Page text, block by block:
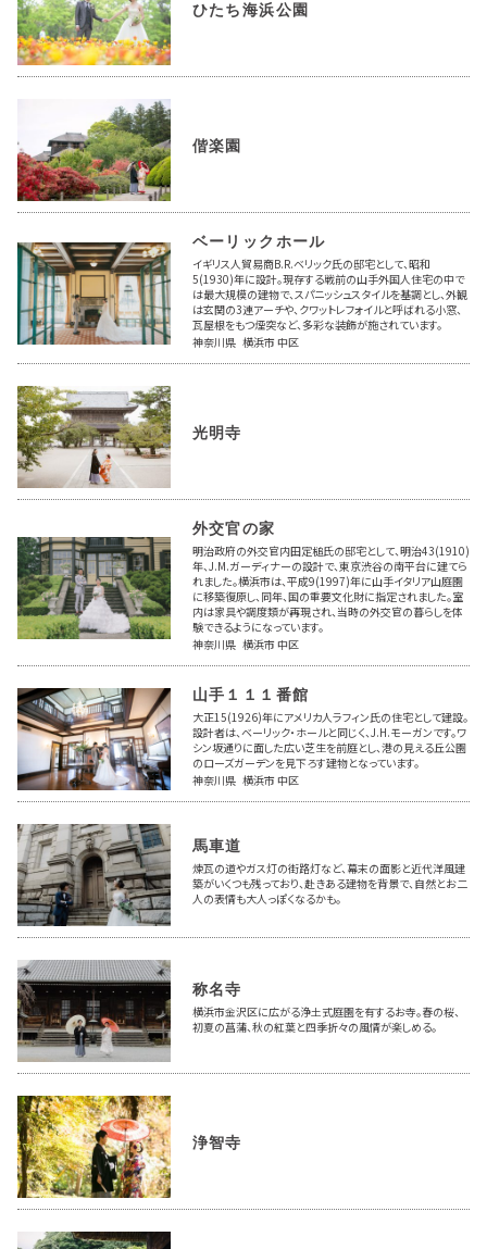
ひたち海浜公園
偕楽園
ベーリックホール
イギリス人貿易商B.R.ベリック氏の邸宅として、昭和
5(1930)年に設計。現存する戦前の山手外国人住宅の中で
は最大規模の建物で、スパニッシュスタイルを基調とし、外観
は玄関の3連アーチや、クワットレフォイルと呼ばれる小窓、
瓦屋根をもつ煙突など、多彩な装飾が施されています。
神奈川県 横浜市 中区
光明寺
外交官の家
明治政府の外交官内田定槌氏の邸宅として、明治43(1910)
年、J.M.ガーディナーの設計で、東京渋谷の南平台に建てら
れました。横浜市は、平成9(1997)年に山手イタリア山庭園
に移築復原し、同年、国の重要文化財に指定されました。室
内は家具や調度類が再現され、当時の外交官の暮らしを体
験できるようになっています。
神奈川県 横浜市 中区
山手１１１番館
大正15(1926)年にアメリカ人ラフィン氏の住宅として建設。
設計者は、ベーリック・ホールと同じく、J.H.モーガンです。ワ
シン坂通りに面した広い芝生を前庭とし、港の見える丘公園
のローズガーデンを見下ろす建物となっています。
神奈川県 横浜市 中区
馬車道
煉瓦の道やガス灯の街路灯など、幕末の面影と近代洋風建
築がいくつも残っており、赴きある建物を背景で、自然とお二
人の表情も大人っぽくなるかも。
称名寺
横浜市金沢区に広がる浄土式庭園を有するお寺。春の桜、
初夏の菖蒲、秋の紅葉と四季折々の風情が楽しめる。
浄智寺